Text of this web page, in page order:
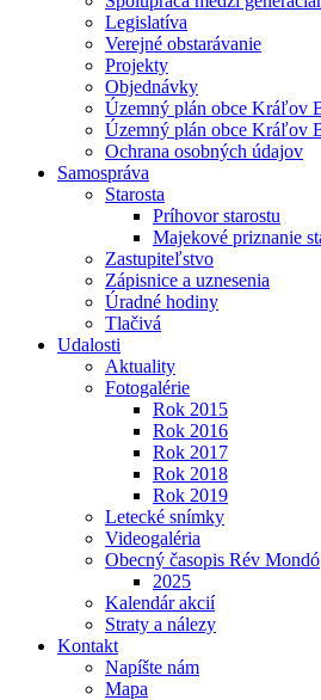
Legislatíva
Verejné obstarávanie
Projekty
Objednávky
Územný plán obce Kráľov
Územný plán obce Kráľov
Ochrana osobných údajov
Samospráva
Starosta
Príhovor starostu
Majekové priznanie
Zastupiteľstvo
Zápisnice a uznesenia
Úradné hodiny
Tlačivá
Udalosti
Aktuality
Fotogalérie
Rok 2015
Rok 2016
Rok 2017
Rok 2018
Rok 2019
Letecké snímky
Videogaléria
Obecný časopis Rév Mondó
2025
Kalendár akcií
Straty a nálezy
Kontakt
Napíšte nám
Mapa